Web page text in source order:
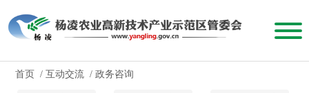
首页 / 互动交流 / 政务咨询